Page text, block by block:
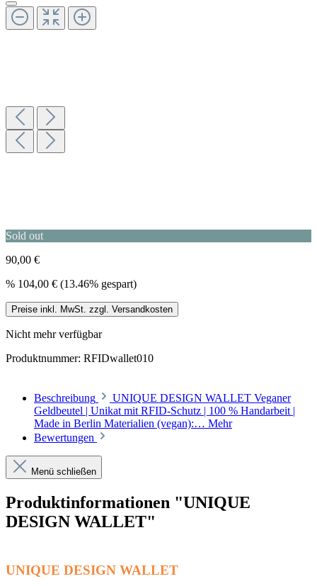
Sold out
90,00 €
% 104,00 € (13.46% gespart)
Preise inkl. MwSt. zzgl. Versandkosten
Nicht mehr verfügbar
Produktnummer: RFIDwallet010
Beschreibung
UNIQUE DESIGN WALLET Veganer
Geldbeutel | Unikat mit RFID-Schutz | 100 % Handarbeit |
Made in Berlin Materialien (vegan):… Mehr
Bewertungen
Menü schließen
Produktinformationen "UNIQUE
DESIGN WALLET"
UNIQUE DESIGN WALLET